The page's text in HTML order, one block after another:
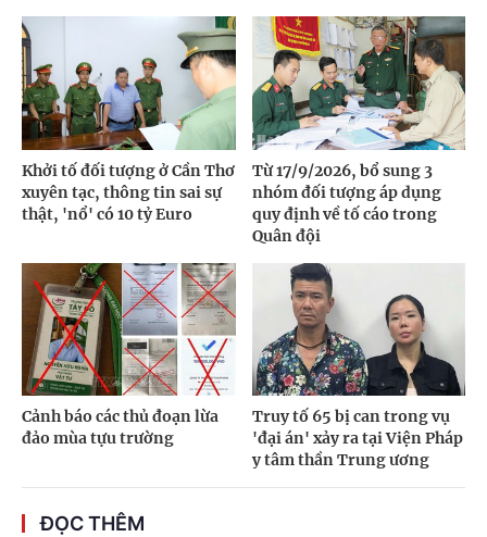
Khởi tố đối tượng ở Cần Thơ
xuyên tạc, thông tin sai sự
thật, 'nổ' có 10 tỷ Euro
Từ 17/9/2026, bổ sung 3
nhóm đối tượng áp dụng
quy định về tố cáo trong
Quân đội
Cảnh báo các thủ đoạn lừa
đảo mùa tựu trường
Truy tố 65 bị can trong vụ
'đại án' xảy ra tại Viện Pháp
y tâm thần Trung ương
ĐỌC THÊM